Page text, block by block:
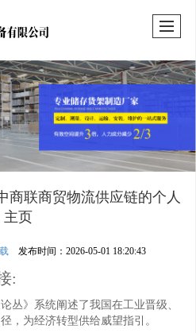
商联商贸物流供应链的个人
主页
发布时间：2026-05-01 18:20:43
:
》系统阐述了我国在工业晋级、
，为经济转型供给威望指引。